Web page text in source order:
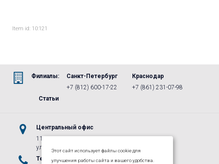
Item id: 10:121
Филиалы:
Санкт-Петербург
+7 (812) 600-17-22
Краснодар
+7 (861) 231-07-98
Статьи
Центральный офис
115487, г.Москва, м. Коломенская,
ул. Нагатинская, д. 16, к. 1, стр. 5
Телефоны
E-mail
Этот сайт использует файлы cookie для
улучшения работы сайта и вашего удобства.